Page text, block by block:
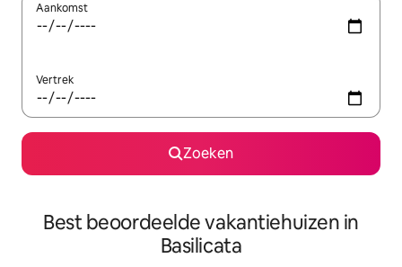
Aankomst
Vertrek
Zoeken
Best beoordeelde vakantiehuizen in
Basilicata